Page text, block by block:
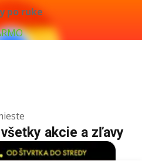
po ruke
akcie a zľavy